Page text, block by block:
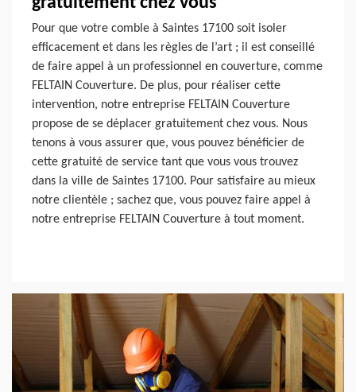
Pour que votre comble à Saintes 17100 soit isoler
efficacement et dans les règles de l’art ; il est conseillé
de faire appel à un professionnel en couverture, comme
FELTAIN Couverture. De plus, pour réaliser cette
intervention, notre entreprise FELTAIN Couverture
propose de se déplacer gratuitement chez vous. Nous
tenons à vous assurer que, vous pouvez bénéficier de
cette gratuité de service tant que vous vous trouvez
dans la ville de Saintes 17100. Pour satisfaire au mieux
notre clientèle ; sachez que, vous pouvez faire appel à
notre entreprise FELTAIN Couverture à tout moment.